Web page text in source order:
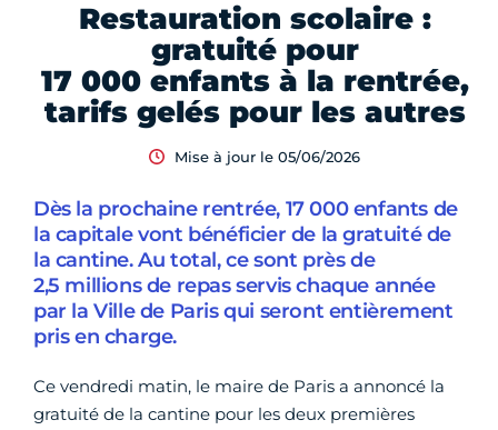
Restauration scolaire :
gratuité pour
17 000 enfants à la rentrée,
tarifs gelés pour les autres
Mise à jour le 05/06/2026
Dès la prochaine rentrée, 17 000 enfants de
la capitale vont bénéficier de la gratuité de
la cantine. Au total, ce sont près de
2,5 millions de repas servis chaque année
par la Ville de Paris qui seront entièrement
pris en charge.
Ce vendredi matin, le maire de Paris a annoncé la
gratuité de la cantine pour les deux premières